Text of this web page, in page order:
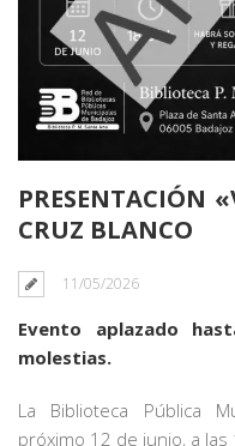
PRESENTACIÓN
CRUZ BLANCO
11/05/2026
Evento aplazado
molestias.
La Biblioteca Pública
próximo 12 de junio, a